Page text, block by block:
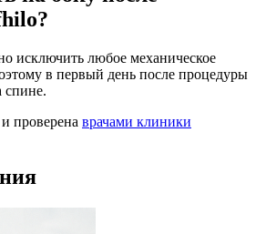
исключить любое механическое
в первый день после процедуры
спине.
проверена врачами клиники